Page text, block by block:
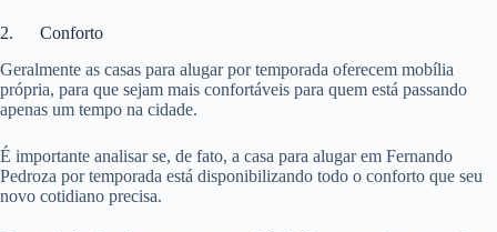
2. Conforto
Geralmente as casas para alugar por temporada oferecem mobília
própria, para que sejam mais confortáveis para quem está passando
apenas um tempo na cidade.
É importante analisar se, de fato, a casa para alugar em Fernando
Pedroza por temporada está disponibilizando todo o conforto que seu
novo cotidiano precisa.